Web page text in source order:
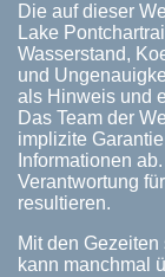
Die auf dieser
Lake
Wasserstand,
und
als Hinweis und
Das Team der
implizite
Informationen
Verantwortung
resultieren.
Mit den
kann manchmal